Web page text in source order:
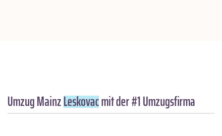
Umzug MainzLeskovacmit der #1 Umzugsfirma